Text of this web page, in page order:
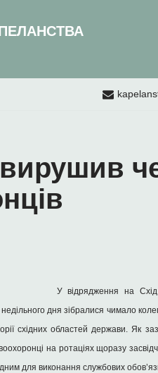
У відрядження на Схід
дня зібралися чимало
східних областей держави. Як
на ротаціях щоразу
для виконання службових